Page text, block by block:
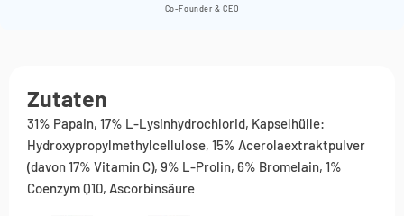
Co-Founder & CEO
Zutaten
31% Papain, 17% L-Lysinhydrochlorid, Kapselhülle:
Hydroxypropylmethylcellulose, 15% Acerolaextraktpulver
(davon 17% Vitamin C), 9% L-Prolin, 6% Bromelain, 1%
Coenzym Q10, Ascorbinsäure